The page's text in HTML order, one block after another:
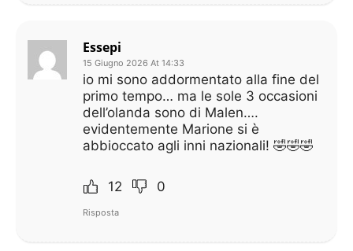
Essepi
15 Giugno 2026 At 14:33
io mi sono addormentato alla fine del
primo tempo… ma le sole 3 occasioni
dell’olanda sono di Malen….
evidentemente Marione si è
abbioccato agli inni nazionali! 🤣🤣🤣
12 0
Risposta